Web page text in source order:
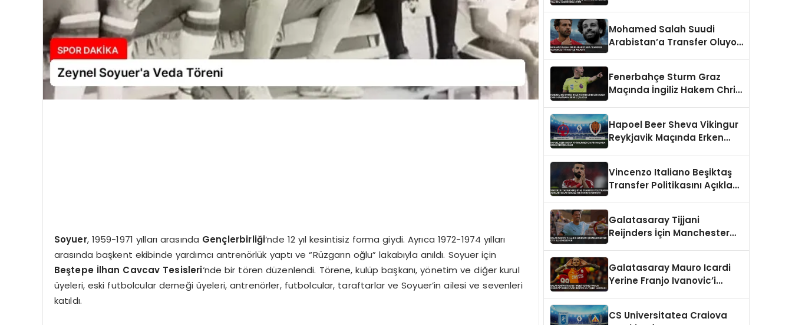
Soyuer, 1959-1971 yılları arasında Gençlerbirliği‘nde 12 yıl kesintisiz forma giydi. Ayrıca 1972-1974 yılları
arasında başkent ekibinde yardımcı antrenörlük yaptı ve “Rüzgarın oğlu” lakabıyla anıldı. Soyuer için
Beştepe İlhan Cavcav Tesisleri‘nde bir tören düzenlendi. Törene, kulüp başkanı, yönetim ve diğer kurul
üyeleri, eski futbolcular derneği üyeleri, antrenörler, futbolcular, taraftarlar ve Soyuer’in ailesi ve sevenleri
katıldı.
Mohamed Salah Suudi
Arabistan’a Transfer Oluyor
Fenerbahçe Sturm Graz
Maçında İngiliz Hakem Chris
Hapoel Beer Sheva Vikingur
Reykjavik Maçında Erken
Vincenzo Italiano Beşiktaş
Transfer Politikasını Açıkladı
Galatasaray Tijjani
Reijnders İçin Manchester
Galatasaray Mauro Icardi
Yerine Franjo Ivanovic’i
CS Universitatea Craiova